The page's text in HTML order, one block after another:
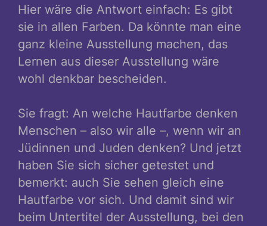
Hier wäre die Antwort einfach: Es gibt
sie in allen Farben. Da könnte man eine
ganz kleine Ausstellung machen, das
Lernen aus dieser Ausstellung wäre
wohl denkbar bescheiden.
Sie fragt: An welche Hautfarbe denken
Menschen – also wir alle –, wenn wir an
Jüdinnen und Juden denken? Und jetzt
haben Sie sich sicher getestet und
bemerkt: auch Sie sehen gleich eine
Hautfarbe vor sich. Und damit sind wir
beim Untertitel der Ausstellung, bei den